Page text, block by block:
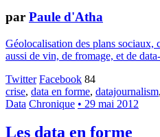
par Paule d'Atha
Géolocalisation des plans sociaux,
aussi de vin, de fromage, et de
Twitter Facebook 84
crise, data en forme, datajournalism,
Data Chronique • 29 mai 2012
Les data en forme